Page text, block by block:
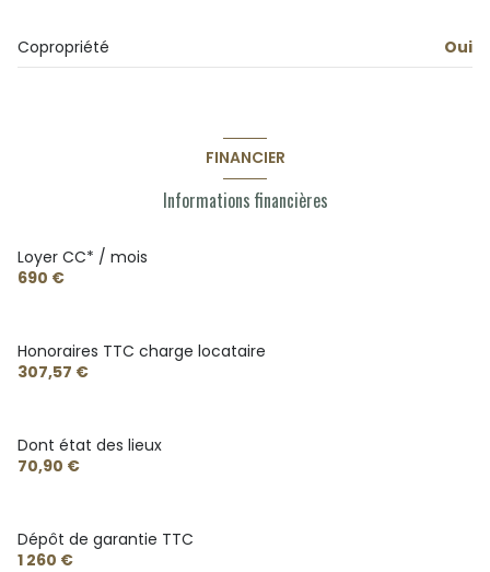
Copropriété Oui
FINANCIER
Informations financières
Loyer CC* / mois
690 €
Honoraires TTC charge locataire
307,57 €
Dont état des lieux
70,90 €
Dépôt de garantie TTC
1 260 €